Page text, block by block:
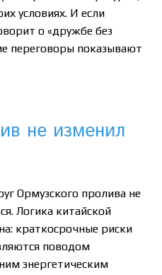
условиях. И если
о «дружбе без
переговоры показывают
не изменил
Ормузского пролива не
Логика китайской
краткосрочные риски
поводом
энергетическим